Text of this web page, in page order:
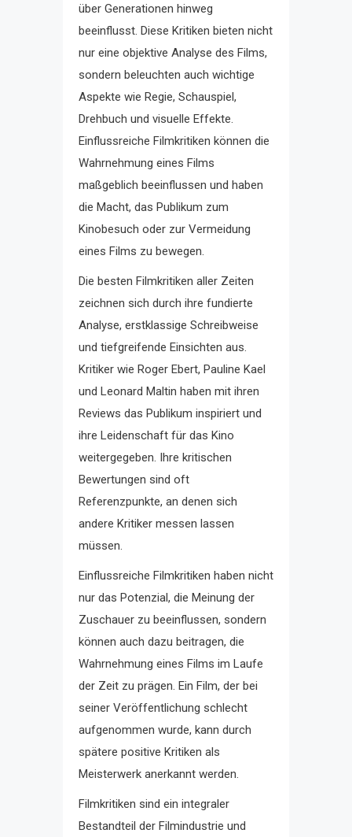
über Generationen hinweg
beeinflusst. Diese Kritiken bieten nicht
nur eine objektive Analyse des Films,
sondern beleuchten auch wichtige
Aspekte wie Regie, Schauspiel,
Drehbuch und visuelle Effekte.
Einflussreiche Filmkritiken können die
Wahrnehmung eines Films
maßgeblich beeinflussen und haben
die Macht, das Publikum zum
Kinobesuch oder zur Vermeidung
eines Films zu bewegen.
Die besten Filmkritiken aller Zeiten
zeichnen sich durch ihre fundierte
Analyse, erstklassige Schreibweise
und tiefgreifende Einsichten aus.
Kritiker wie Roger Ebert, Pauline Kael
und Leonard Maltin haben mit ihren
Reviews das Publikum inspiriert und
ihre Leidenschaft für das Kino
weitergegeben. Ihre kritischen
Bewertungen sind oft
Referenzpunkte, an denen sich
andere Kritiker messen lassen
müssen.
Einflussreiche Filmkritiken haben nicht
nur das Potenzial, die Meinung der
Zuschauer zu beeinflussen, sondern
können auch dazu beitragen, die
Wahrnehmung eines Films im Laufe
der Zeit zu prägen. Ein Film, der bei
seiner Veröffentlichung schlecht
aufgenommen wurde, kann durch
spätere positive Kritiken als
Meisterwerk anerkannt werden.
Filmkritiken sind ein integraler
Bestandteil der Filmindustrie und